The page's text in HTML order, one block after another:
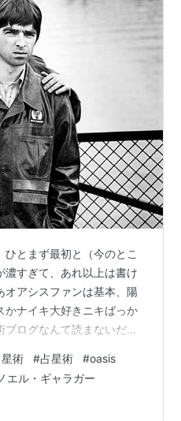
とまず最初と（今のとこ
濃すぎて、あれ以上は書け
アシスファンは基本、陽
かナイキ大好きニキばっか
ログなんて読まないだろ
ちゃ聴いてます。再結成
むしろ早よソロ出してほ
火星逆行時期 最初
術 #占星術 #oasis
ノエル・ギャラガー